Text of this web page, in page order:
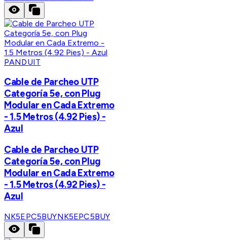
PANDUIT
Cable de Parcheo UTP
Categoría 5e, con Plug
Modular en Cada Extremo
- 1.5 Metros (4.92 Pies) -
Azul
Cable de Parcheo UTP
Categoría 5e, con Plug
Modular en Cada Extremo
- 1.5 Metros (4.92 Pies) -
Azul
NK5EPC5BUYNK5EPC5BUY